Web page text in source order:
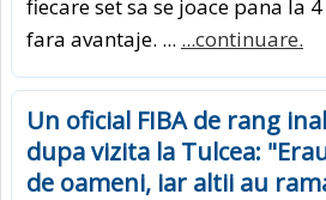
fiecare set sa se joace pana la
fara avantaje. ... ...continuare.
Un oficial FIBA de rang
dupa vizita la Tulcea:
de oameni, iar altii au